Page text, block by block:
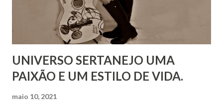
UNIVERSO SERTANEJO UMA
PAIXÃO E UM ESTILO DE VIDA.
maio 10, 2021